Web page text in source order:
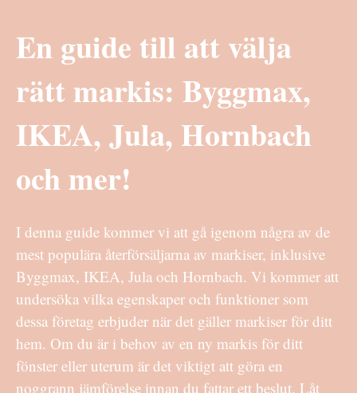
En guide till att välja
rätt markis: Byggmax,
IKEA, Jula, Hornbach
och mer!
I denna guide kommer vi att gå igenom några av de
mest populära återförsäljarna av markiser, inklusive
Byggmax, IKEA, Jula och Hornbach. Vi kommer att
undersöka vilka egenskaper och funktioner som
dessa företag erbjuder när det gäller markiser för ditt
hem. Om du är i behov av en ny markis för ditt
fönster eller uterum är det viktigt att göra en
noggrann jämförelse innan du fattar ett beslut. Låt